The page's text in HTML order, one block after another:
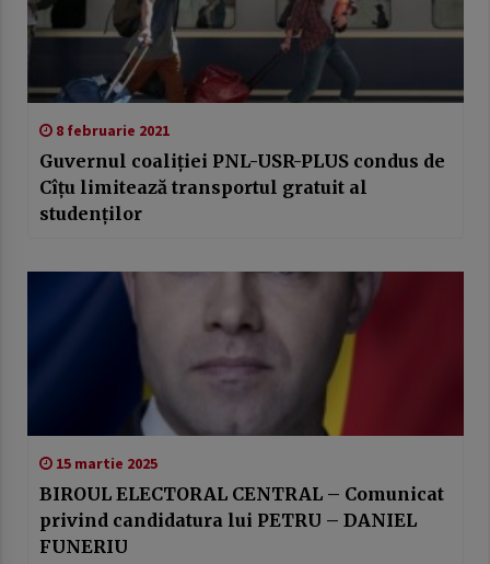
8 februarie 2021
Guvernul coaliției PNL-USR-PLUS condus de
Cîțu limitează transportul gratuit al
studenților
15 martie 2025
BIROUL ELECTORAL CENTRAL – Comunicat
privind candidatura lui PETRU – DANIEL
FUNERIU